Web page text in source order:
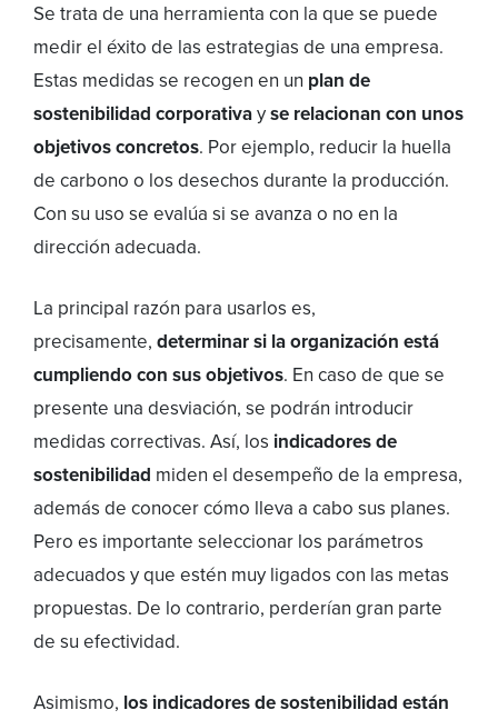
Se trata de una herramienta con la que se puede
medir el éxito de las estrategias de una empresa.
Estas medidas se recogen en un plan de
sostenibilidad corporativayse relacionan con unos
objetivos concretos. Por ejemplo, reducir la huella
de carbono o los desechos durante la producción.
Con su uso se evalúa si se avanza o no en la
dirección adecuada.
La principal razón para usarlos es,
precisamente, determinar si la organización está
cumpliendo con sus objetivos. En caso de que se
presente una desviación, se podrán introducir
medidas correctivas. Así, los indicadores de
sostenibilidad miden el desempeño de la empresa,
además de conocer cómo lleva a cabo sus planes.
Pero es importante seleccionar los parámetros
adecuados y que estén muy ligados con las metas
propuestas. De lo contrario, perderían gran parte
de su efectividad.
Asimismo, los indicadores de sostenibilidad están